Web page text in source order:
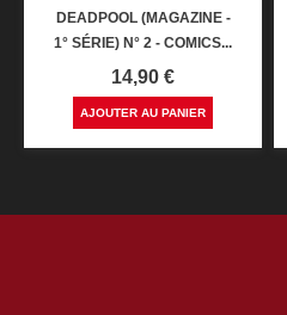
DEADPOOL (MAGAZINE -
1° SÉRIE) N° 2 - COMICS...
Prix
14,90 €
AJOUTER AU PANIER